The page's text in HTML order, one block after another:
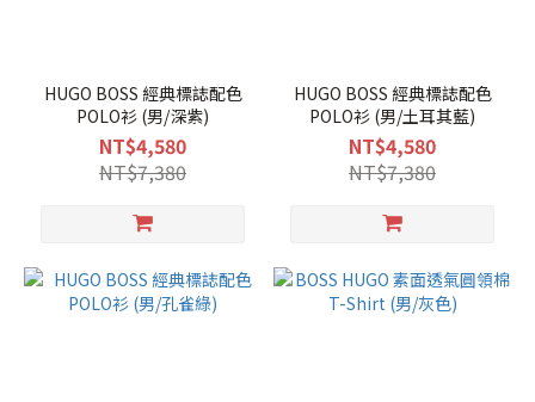
HUGO BOSS 經典標誌配色
POLO衫 (男/深紫)
NT$4,580
NT$7,380
HUGO BOSS 經典標誌配色
POLO衫 (男/土耳其藍)
NT$4,580
NT$7,380